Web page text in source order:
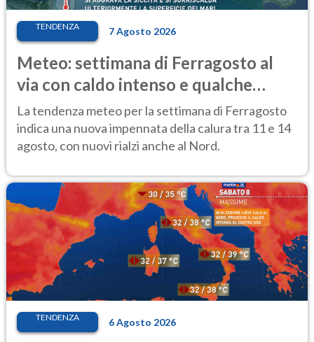
TENDENZA 7 Agosto 2026
Meteo: settimana di Ferragosto al
via con caldo intenso e qualche
temporale
La tendenza meteo per la settimana di Ferragosto
indica una nuova impennata della calura tra 11 e 14
agosto, con nuovi rialzi anche al Nord.
TENDENZA 6 Agosto 2026